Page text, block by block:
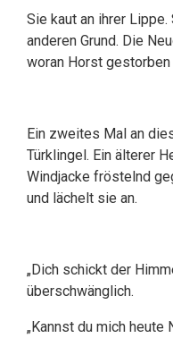
Sie kaut an ihrer
anderen Grund. Die
woran Horst gestorben
Ein zweites Mal an
Türklingel. Ein älterer
Windjacke fröstelnd
und lächelt sie an.
„Dich schickt der
überschwänglich.
„Kannst du mich heute